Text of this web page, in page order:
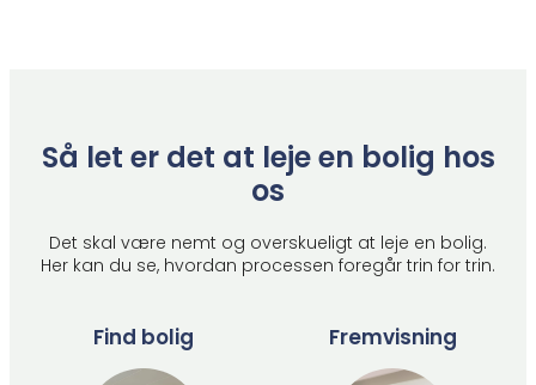
Så let er det at leje en bolig hos
os
Det skal være nemt og overskueligt at leje en bolig.
Her kan du se, hvordan processen foregår trin for trin.
Find bolig Fremvisning